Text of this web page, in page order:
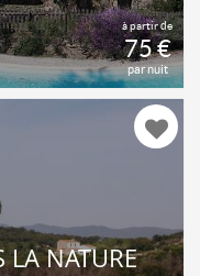
à partir de
75 €
par nuit
LA NATURE